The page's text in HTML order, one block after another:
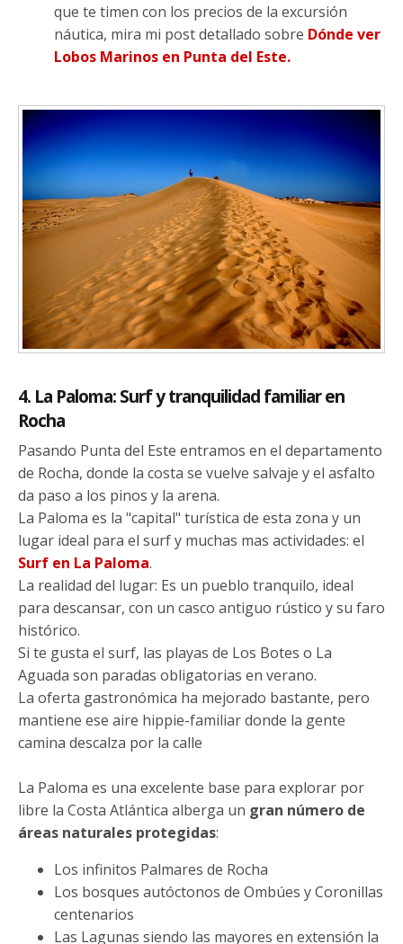
que te timen con los precios de la excursión
náutica, mira mi post detallado sobre Dónde ver
Lobos Marinos en Punta del Este.
4. La Paloma: Surf y tranquilidad familiar en
Rocha
Pasando Punta del Este entramos en el departamento
de Rocha, donde la costa se vuelve salvaje y el asfalto
da paso a los pinos y la arena.
La Paloma es la "capital" turística de esta zona y un
lugar ideal para el surf y muchas mas actividades: el
Surf en La Paloma.
La realidad del lugar: Es un pueblo tranquilo, ideal
para descansar, con un casco antiguo rústico y su faro
histórico.
Si te gusta el surf, las playas de Los Botes o La
Aguada son paradas obligatorias en verano.
La oferta gastronómica ha mejorado bastante, pero
mantiene ese aire hippie-familiar donde la gente
camina descalza por la calle
La Paloma es una excelente base para explorar por
libre la Costa Atlántica alberga un gran número de
áreas naturales protegidas:
Los infinitos Palmares de Rocha
Los bosques autóctonos de Ombúes y Coronillas
centenarios
Las Lagunas siendo las mayores en extensión la